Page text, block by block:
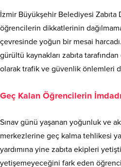
İzmir Büyükşehir Belediyesi Zabıta
öğrencilerin dikkatlerinin
çevresinde yoğun bir mesai
gürültü kaynakları zabıta
olarak trafik ve güvenlik önlemleri
Geç Kalan Öğrencilerin
Sınav günü yaşanan yoğunluk ve
merkezlerine geç kalma tehlikesi
yardımına yine zabıta ekipleri
yetişemeyeceğini fark eden